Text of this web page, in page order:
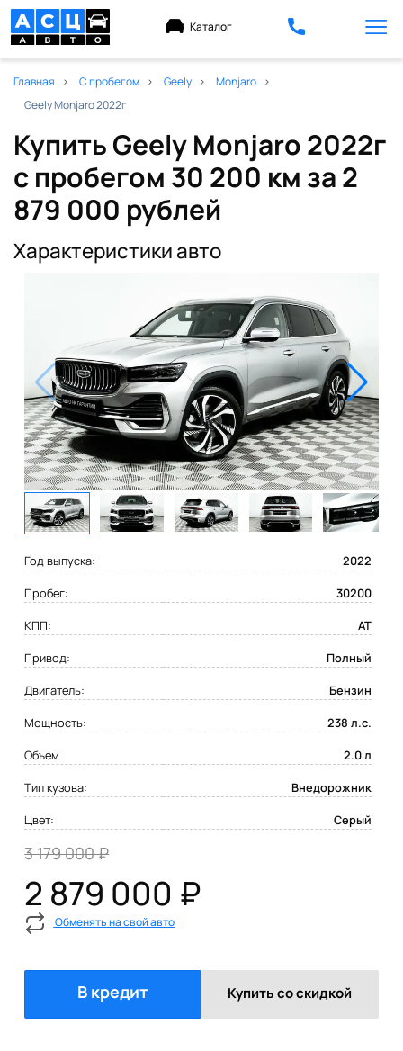
Каталог
Главная С пробегом Geely
Monjaro
Geely Monjaro 2022г
Купить Geely Monjaro 2022г
с пробегом 30 200 км за 2
879 000 рублей
Характеристики авто
Год выпуска:
2022
Пробег:
30200
КПП:
AT
Привод:
Полный
Двигатель:
Бензин
Мощность:
238 л.с.
Объем
2.0 л
Тип кузова:
Внедорожник
Цвет:
Серый
3 179 000 ₽
2 879 000 ₽
Обменять на свой авто
В кредит Купить со скидкой